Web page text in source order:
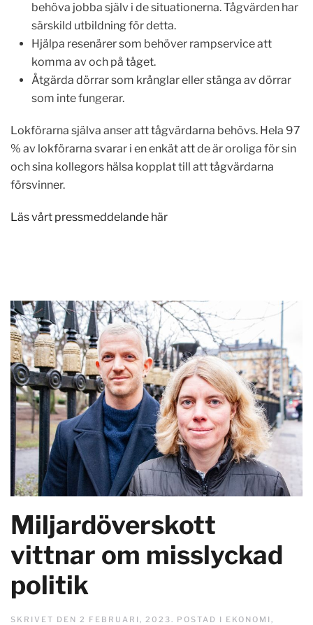
behöva jobba själv i de situationerna. Tågvärden har
särskild utbildning för detta.
Hjälpa resenärer som behöver rampservice att
komma av och på tåget.
Åtgärda dörrar som krånglar eller stänga av dörrar
som inte fungerar.
Lokförarna själva anser att tågvärdarna behövs. Hela 97
% av lokförarna svarar i en enkät att de är oroliga för sin
och sina kollegors hälsa kopplat till att tågvärdarna
försvinner.
Läs vårt pressmeddelande här
Miljardöverskott
vittnar om misslyckad
politik
SKRIVET DEN 2 FEBRUARI, 2023. POSTAD I EKONOMI ,